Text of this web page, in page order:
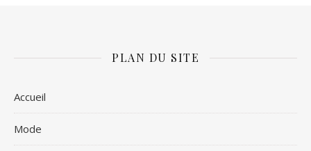
PLAN DU SITE
Accueil
Mode